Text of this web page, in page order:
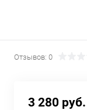
Отзывов: 0
3 280 руб.